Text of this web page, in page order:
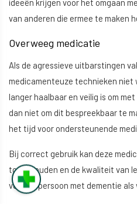
ideeën krijgen voor het omgaan
van anderen die ermee te maken
Overweeg medicatie
Als de agressieve uitbarstingen
medicamenteuze technieken niet
langer haalbaar en veilig is om
dan niet om dit bespreekbaar te
het tijd voor ondersteunende
Bij correct gebruik kan deze
toom houden en de kwaliteit van
voor de persoon met dementie als